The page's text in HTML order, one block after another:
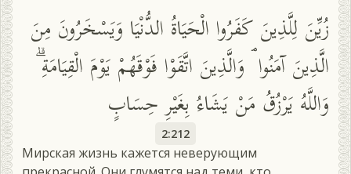
زُيِّنَ لِلَّذِينَ كَفَرُوا الْحَيَاةُ الدُّنْيَا وَيَسْخَرُونَ مِنَ
الَّذِينَ آمَنُوا ۘ وَالَّذِينَ اتَّقَوْا فَوْقَهُمْ يَوْمَ الْقِيَامَةِ ۗ
وَاللَّهُ يَرْزُقُ مَنْ يَشَاءُ بِغَيْرِ حِسَابٍ
2:212
Мирская жизнь кажется неверующим